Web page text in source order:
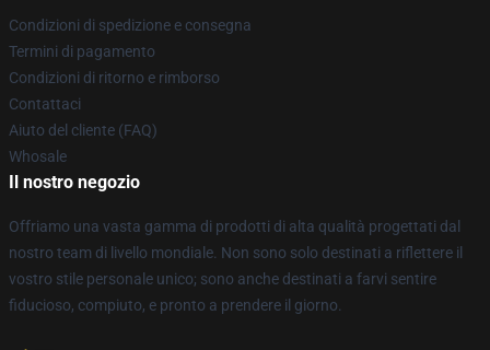
Condizioni di spedizione e consegna
Termini di pagamento
Condizioni di ritorno e rimborso
Contattaci
Aiuto del cliente (FAQ)
Whosale
Il nostro negozio
Offriamo una vasta gamma di prodotti di alta qualità progettati dal
nostro team di livello mondiale. Non sono solo destinati a riflettere il
vostro stile personale unico; sono anche destinati a farvi sentire
fiducioso, compiuto, e pronto a prendere il giorno.